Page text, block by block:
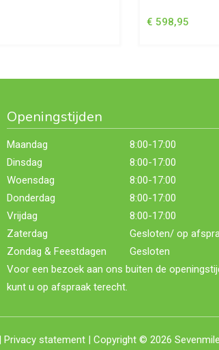
€ 598,95
Openingstijden
Maandag
8:00-17:00
Dinsdag
8:00-17:00
Woensdag
8:00-17:00
Donderdag
8:00-17:00
Vrijdag
8:00-17:00
Zaterdag
Gesloten/ op
Zondag & Feestdagen
Gesloten
Voor een bezoek aan ons buiten de
kunt u op afspraak terecht.
| Privacy statement | Copyright © 2026